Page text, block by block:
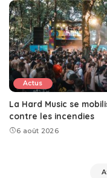
Actus
La Hard Music se
contre les incendies
6 août 2026